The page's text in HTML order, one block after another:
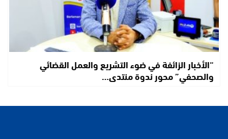
“الأخبار الزائفة في ضوء التشريع والعمل القضائي
والصحفي” محور ندوة منتدى…